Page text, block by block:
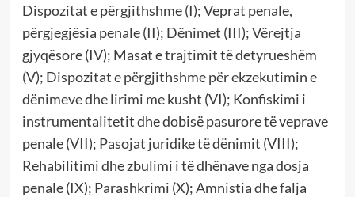
Dispozitat e përgjithshme (I); Veprat penale,
përgjegjësia penale (II); Dënimet (III); Vërejtja
gjyqësore (IV); Masat e trajtimit të detyrueshëm
(V); Dispozitat e përgjithshme për ekzekutimin e
dënimeve dhe lirimi me kusht (VI); Konfiskimi i
instrumentalitetit dhe dobisë pasurore të veprave
penale (VII); Pasojat juridike të dënimit (VIII);
Rehabilitimi dhe zbulimi i të dhënave nga dosja
penale (IX); Parashkrimi (X); Amnistia dhe falja